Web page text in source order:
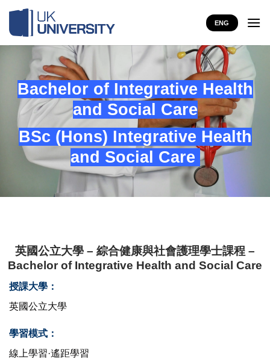
content
ENG
Bachelor of Integrative Health
and Social Care
BSc (Hons) Integrative Health
and Social Care
英國公立大學 – 綜合健康與社會護理學士課程 –
Bachelor of Integrative Health and Social Care
授課大學：
英國公立大學
學習模式：
線上學習·遙距學習